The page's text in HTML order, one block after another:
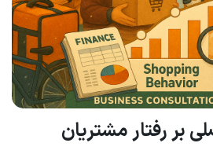
بر رفتار مشتریان